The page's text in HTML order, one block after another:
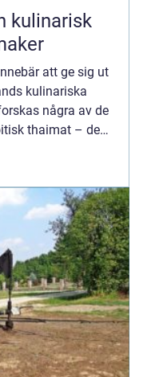
kulinarisk
att ge sig ut
kulinariska
några av de
thaimat – dess